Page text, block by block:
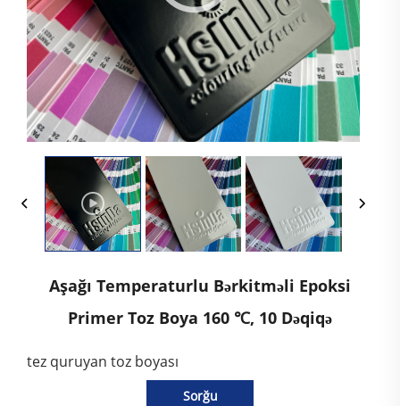
Aşağı Temperaturlu Bərkitməli Epoksi
Primer Toz Boya 160 ℃, 10 Dəqiqə
tez quruyan toz boyası
Sorğu